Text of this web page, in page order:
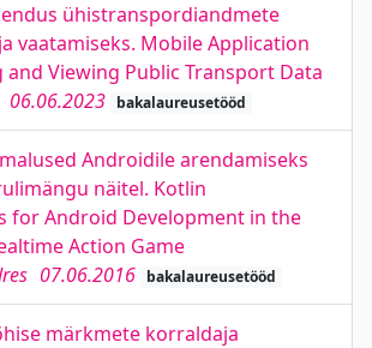
ühistranspordiandmete
vaatamiseks. Mobile Application
Viewing Public Transport Data
06.06.2023 bakalaureusetööd
Androidile arendamiseks
näitel. Kotlin
for Android Development in the
Action Game
07.06.2016 bakalaureusetööd
märkmete korraldaja